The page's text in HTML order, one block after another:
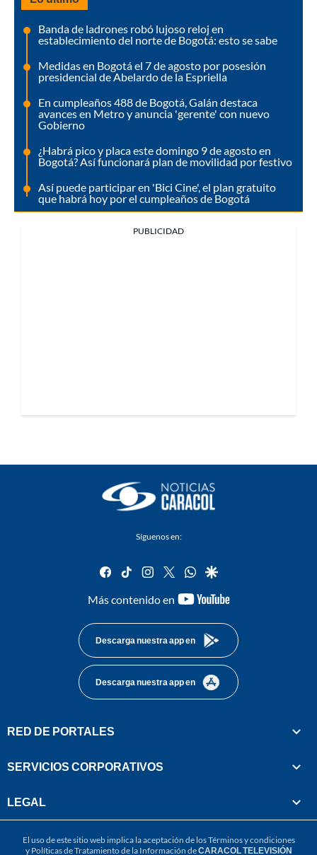
Banda de ladrones robó lujoso reloj en
establecimiento del norte de Bogotá: esto se sabe
Medidas en Bogotá el 7 de agosto por posesión
presidencial de Abelardo de la Espriella
En cumpleaños 488 de Bogotá, Galán destaca
avances en Metro y anuncia 'gerente' con nuevo
Gobierno
¿Habrá pico y placa este domingo 9 de agosto en
Bogotá? Así funcionará plan de movilidad por festivo
Así puede participar en 'Bici Cine', el plan gratuito
que habrá hoy por el cumpleaños de Bogotá
PUBLICIDAD
Síguenos en:
facebook
tiktok instagram
twitterwhatsapp
google
Más contenido en
youtube-
Descarga nuestra app en
Descarga nuestra app en
RED DE PORTALES
SERVICIOS CORPORATIVOS
LEGAL
El uso de este sitio web implica la aceptación de losTérminos y condiciones
y Políticas de Tratamiento de la Información deCARACOL TELEVISIÓN